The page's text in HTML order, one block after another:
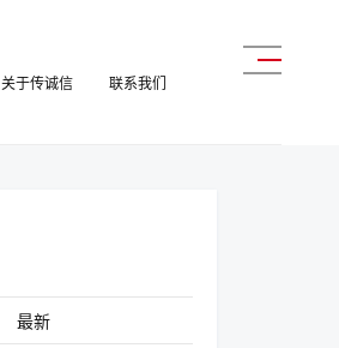
关于传诚信 联系我们
最新